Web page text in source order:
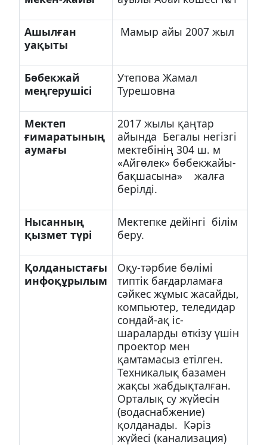
Ашылған
уақыты
Мамыр айы 2007 жыл
Бөбекжай
меңгерушісі
Утепова Жамал
Турешовна
Мектеп
ғимаратының
аумағы
2017 жылы қаңтар
айында Бегалы негізгі
мектебінің 304 ш. м
«Айгөлек» бөбекжайы-
бақшасына» жалға
берілді.
Нысанның
қызмет түрі
Мектепке дейінгі білім
беру.
Қолданыстағы
инфоқұрылым
Оқу-тәрбие бөлімі
типтік бағдарламаға
сәйкес жұмыс жасайды,
компьютер, теледидар
сондай-ақ іс-
шараларды өткізу үшін
проектор мен
қамтамасыз етілген.
Техникалық базамен
жақсы жабдықталған.
Орталық су жүйесін
(водаснабжение)
қолданады. Кәріз
жүйесі (канализация)